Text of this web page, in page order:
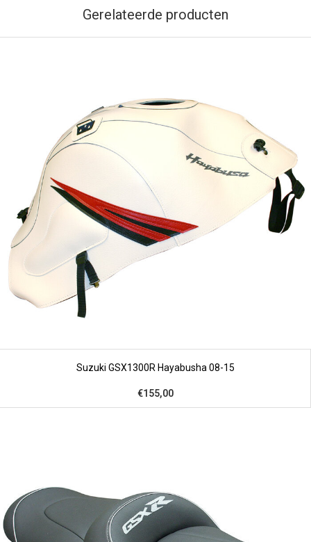
Gerelateerde producten
Suzuki GSX1300R Hayabusha 08-15
€155,00